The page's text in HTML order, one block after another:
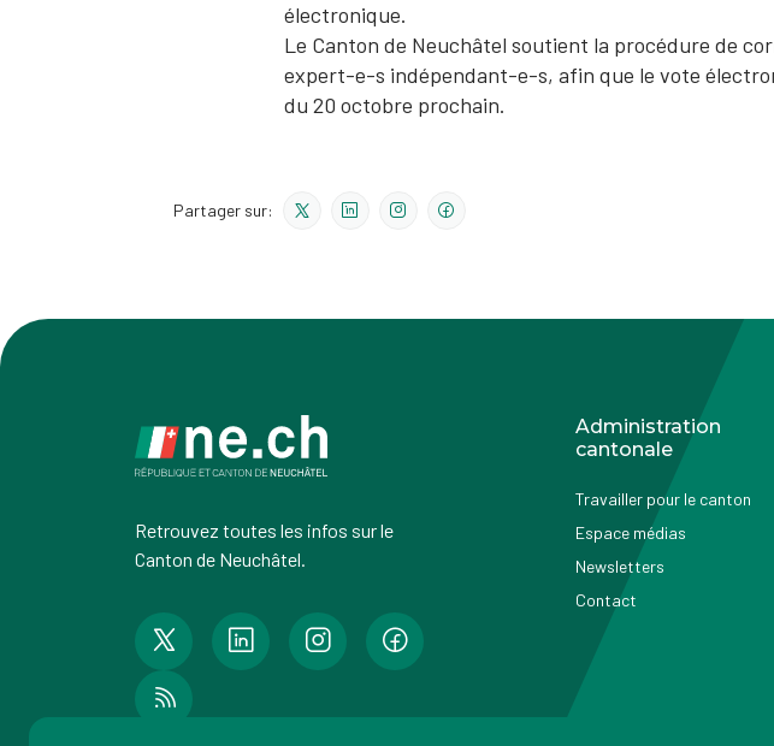
électronique.
Le Canton de Neuchâtel soutient la procédure de
expert-e-s indépendant-e-s, afin que le vote
du 20 octobre prochain.
Partager sur:
Retrouvez toutes les infos sur le
Canton de Neuchâtel.
Administration
cantonale
Travailler pour le canton
Espace médias
Newsletters
Contact